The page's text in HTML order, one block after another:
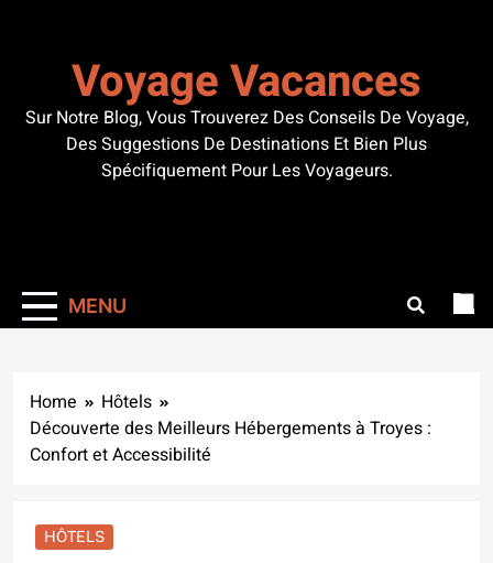
Voyage Vacances
Sur Notre Blog, Vous Trouverez Des Conseils De Voyage,
Des Suggestions De Destinations Et Bien Plus
Spécifiquement Pour Les Voyageurs.
MENU
Home
Hôtels
Découverte des Meilleurs Hébergements à Troyes :
Confort et Accessibilité
HÔTELS